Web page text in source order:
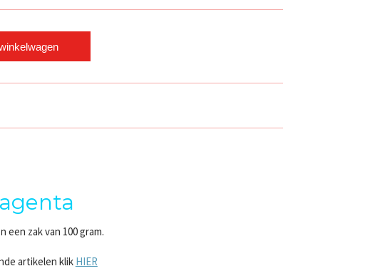
zak van 100 gram.
artikelen klik HIER